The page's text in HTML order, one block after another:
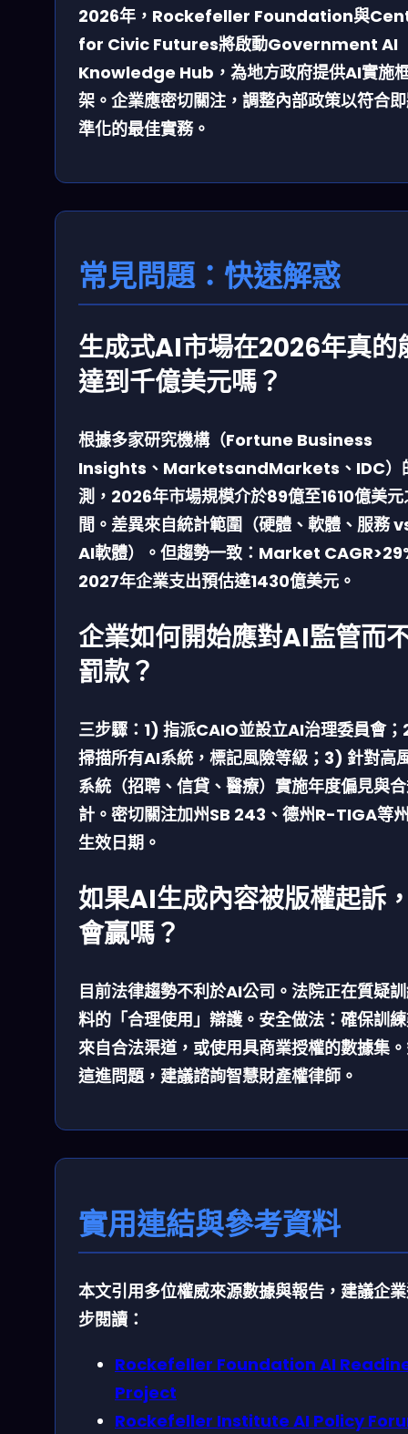
2026年，Rockefeller Foundation與
for Civic Futures將啟動Government AI
Knowledge Hub ，為地方政府提供AI實施
架。企業應密切關注，調整內部政策以符合
準化的最佳實務。
常見問題：快速解惑
生成式AI市場在2026年真的
達到千億美元嗎？
根據多家研究機構（Fortune Business
Insights、MarketsandMarkets、IDC）
測，2026年市場規模介於89億至1610億美元
間。差異來自統計範圍（硬體、軟體、服務
AI軟體）。但趨勢一致：Market
2027年企業支出預估達1430億美元。
企業如何開始應對AI監管而
罰款？
三步驟：1) 指派CAIO並設立AI治理委員會
掃描所有AI系統，標記風險等級；3) 針對高
系統（招聘、信貸、醫療）實施年度偏見與
計。密切關注加州SB 243、德州R-TIGA等
生效日期。
如果AI生成內容被版權起訴
會贏嗎？
目前法律趨勢不利於AI公司。法院正在質疑
料的「合理使用」辯護。安全做法：確保訓
來自合法渠道，或使用具商業授權的數據集
這進問題，建議諮詢智慧財產權律師。
實用連結與參考資料
本文引用多位權威來源數據與報告，建議企
步閱讀：
Rockefeller Foundation AI
Project
Rockefeller Institute AI Policy